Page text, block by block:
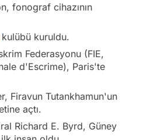
fonograf cihazının
kulübü kuruldu.
Federasyonu (FIE,
d'Escrime), Paris'te
Firavun Tutankhamun'un
açtı.
Richard E. Byrd, Güney